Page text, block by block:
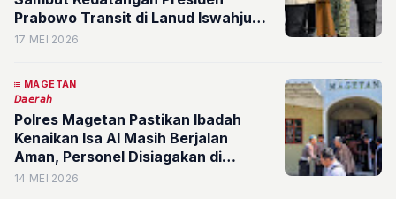
Prabowo Transit di Lanud Iswahjudi,
Pengamanan Disiagakan Penuh
17 MEI 2026
MAGETAN
𝘋𝘢𝘦𝘳𝘢𝘩
Polres Magetan Pastikan Ibadah
Kenaikan Isa Al Masih Berjalan
Aman, Personel Disiagakan di
Seluruh Gereja
14 MEI 2026